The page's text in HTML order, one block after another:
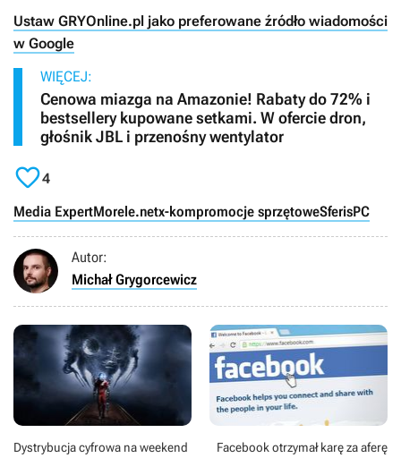
Ustaw GRYOnline.pl jako preferowane źródło wiadomości
w Google
WIĘCEJ:
Cenowa miazga na Amazonie! Rabaty do 72% i
bestsellery kupowane setkami. W ofercie dron,
głośnik JBL i przenośny wentylator
4
Media ExpertMorele.netx-kompromocje sprzętoweSferisPC
Autor:
Michał Grygorcewicz
Dystrybucja cyfrowa na weekend
Facebook otrzymał karę za aferę